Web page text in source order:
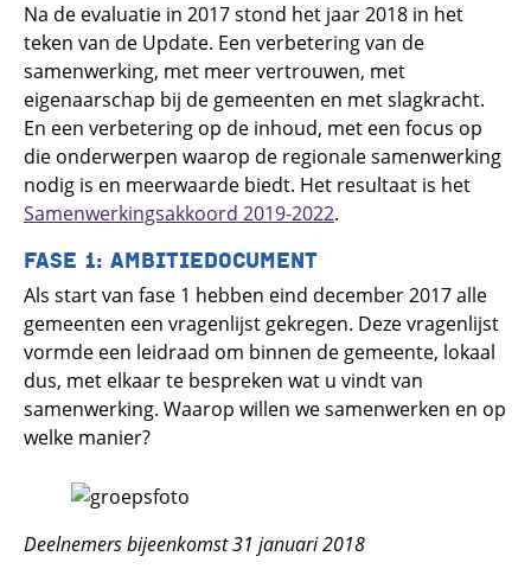
Na de evaluatie in 2017 stond het jaar 2018 in het
teken van de Update. Een verbetering van de
samenwerking, met meer vertrouwen, met
eigenaarschap bij de gemeenten en met slagkracht.
En een verbetering op de inhoud, met een focus op
die onderwerpen waarop de regionale samenwerking
nodig is en meerwaarde biedt. Het resultaat is het
Samenwerkingsakkoord 2019-2022.
FASE 1: AMBITIEDOCUMENT
Als start van fase 1 hebben eind december 2017 alle
gemeenten een vragenlijst gekregen. Deze vragenlijst
vormde een leidraad om binnen de gemeente, lokaal
dus, met elkaar te bespreken wat u vindt van
samenwerking. Waarop willen we samenwerken en op
welke manier?
Deelnemers bijeenkomst 31 januari 2018